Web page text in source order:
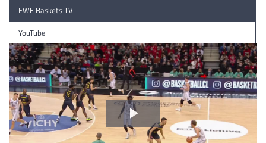
EWE Baskets TV
YouTube
Video